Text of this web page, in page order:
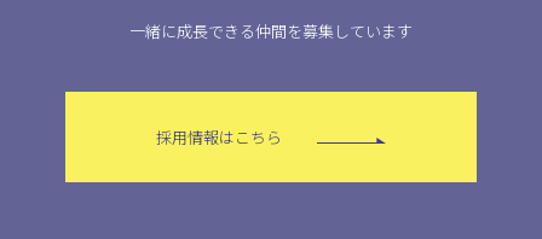
一緒に成長できる仲間を募集しています
採用情報はこちら